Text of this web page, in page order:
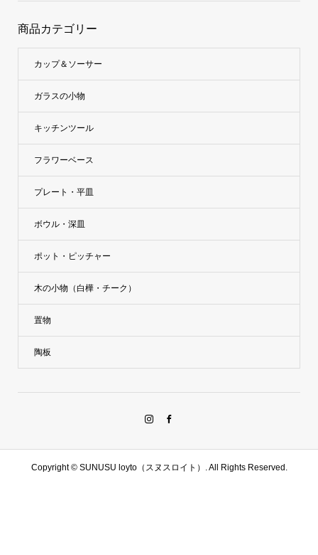
商品カテゴリー
カップ＆ソーサー
ガラスの小物
キッチンツール
フラワーベース
プレート・平皿
ボウル・深皿
ポット・ピッチャー
木の小物（白樺・チーク）
置物
陶板
Copyright ©SUNUSU loyto（スヌスロイト）. All Rights Reserved.